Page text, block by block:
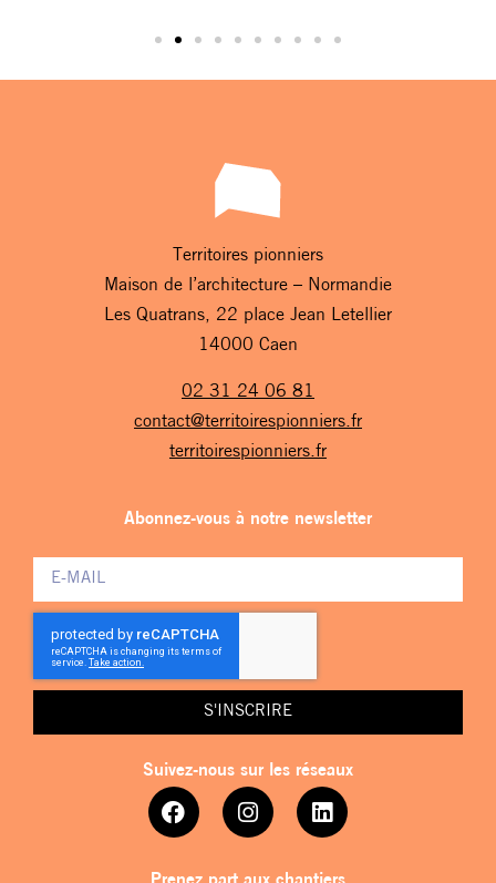
Territoires pionniers
Maison de l’architecture – Normandie
Les Quatrans, 22 place Jean Letellier
14000 Caen
02 31 24 06 81
contact@territoirespionniers.fr
territoirespionniers.fr
Abonnez-vous à notre newsletter
S'INSCRIRE
Suivez-nous sur les réseaux